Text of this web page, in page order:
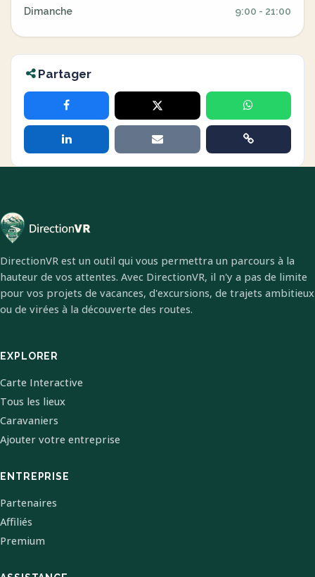
Dimanche 9:00 - 21:00
Partager
DirectionVR est un outil qui vous permettra un parcours à la
hauteur de vos attentes. Avec DirectionVR, il n'y a pas de limite
pour vos projets de vacances, d'excursions, de trajets ambitieux
ou de virées à la découverte des routes.
EXPLORER
Carte Interactive
Tous les lieux
Caravaniers
Ajouter votre entreprise
ENTREPRISE
Partenaires
Affiliés
Premium